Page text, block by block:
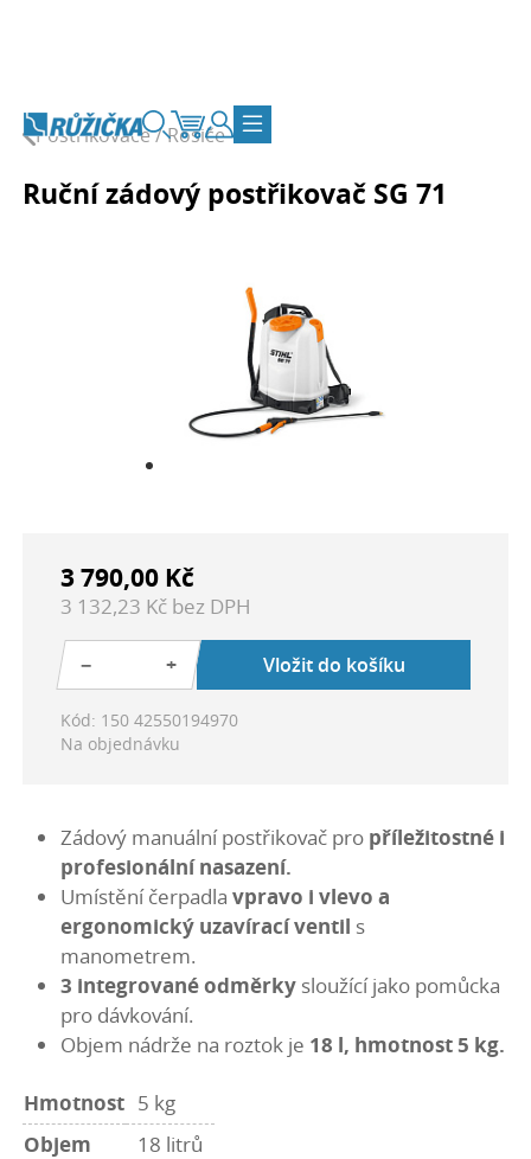
Vyhledávání
KošíkZákaznický účet
Přepnout navigaci
Postřikovače / Rosiče
Ruční zádový postřikovač SG 71
3 790,00 Kč
3 132,23 Kč bez DPH
− + Vložit do košíku
Kód: 150 42550194970
Na objednávku
Zádový manuální postřikovač pro příležitostné i
profesionální nasazení.
Umístění čerpadlavpravo i vlevo a
ergonomický uzavírací ventil s
manometrem.
3 integrované odměrky sloužící jako pomůcka
pro dávkování.
Objem nádrže na roztok je 18 l, hmotnost 5 kg.
Hmotnost 5 kg
Objem
18 litrů